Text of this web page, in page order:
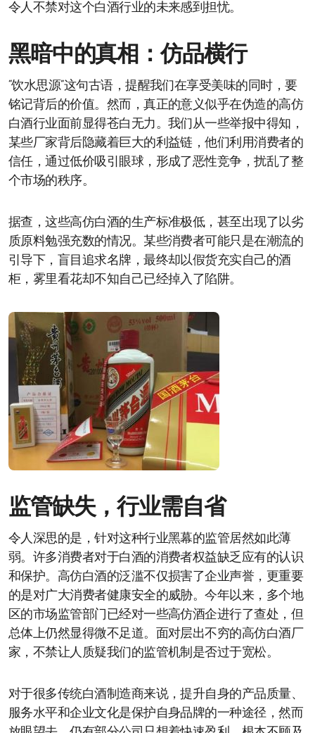
令人不禁对这个白酒行业的未来感到担忧。
黑暗中的真相：仿品横行
“饮水思源”这句古语，提醒我们在享受美味的同时，要
铭记背后的价值。然而，真正的意义似乎在伪造的高仿
白酒行业面前显得苍白无力。我们从一些举报中得知，
某些厂家背后隐藏着巨大的利益链，他们利用消费者的
信任，通过低价吸引眼球，形成了恶性竞争，扰乱了整
个市场的秩序。
据查，这些高仿白酒的生产标准极低，甚至出现了以劣
质原料勉强充数的情况。某些消费者可能只是在潮流的
引导下，盲目追求名牌，最终却以假货充实自己的酒
柜，雾里看花却不知自己已经掉入了陷阱。
监管缺失，行业需自省
令人深思的是，针对这种行业黑幕的监管居然如此薄
弱。许多消费者对于白酒的消费者权益缺乏应有的认识
和保护。高仿白酒的泛滥不仅损害了企业声誉，更重要
的是对广大消费者健康安全的威胁。今年以来，多个地
区的市场监管部门已经对一些高仿酒企进行了查处，但
总体上仍然显得微不足道。面对层出不穷的高仿白酒厂
家，不禁让人质疑我们的监管机制是否过于宽松。
对于很多传统白酒制造商来说，提升自身的产品质量、
服务水平和企业文化是保护自身品牌的一种途径，然而